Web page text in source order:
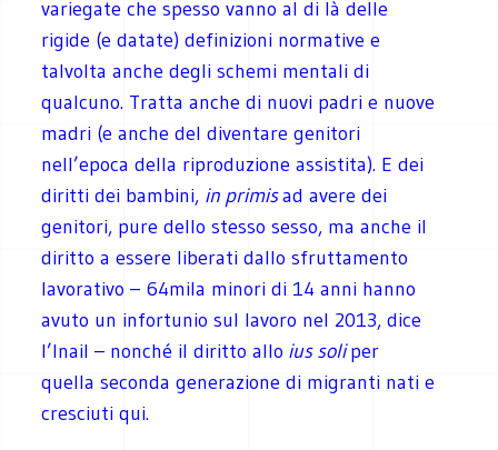
variegate che spesso vanno al di là delle
rigide (e datate) definizioni normative e
talvolta anche degli schemi mentali di
qualcuno. Tratta anche di nuovi padri e nuove
madri (e anche del diventare genitori
nell’epoca della riproduzione assistita). E dei
diritti dei bambini, in primisad avere dei
genitori, pure dello stesso sesso, ma anche il
diritto a essere liberati dallo sfruttamento
lavorativo – 64mila minori di 14 anni hanno
avuto un infortunio sul lavoro nel 2013, dice
l’Inail – nonché il diritto allo ius soliper
quella seconda generazione di migranti nati e
cresciuti qui.